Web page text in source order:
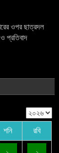
ওপর ছাত্রদল
ও প্রতিবাদ
শনি রবি